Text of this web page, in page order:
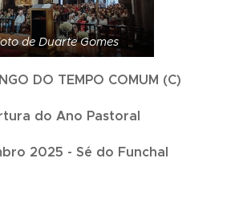
de Duarte Gomes
DO TEMPO COMUM (C)
do Ano Pastoral
2025 - Sé do Funchal